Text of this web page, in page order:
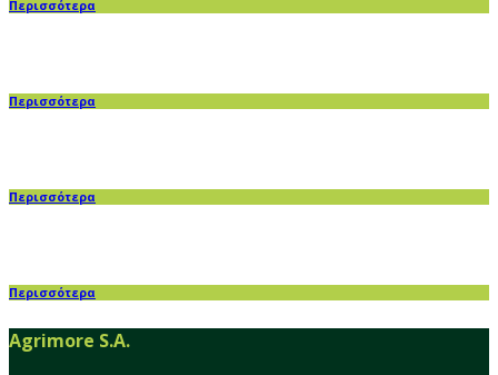
Περισσότερα
Περισσότερα
Περισσότερα
Περισσότερα
Agrimore S.A.